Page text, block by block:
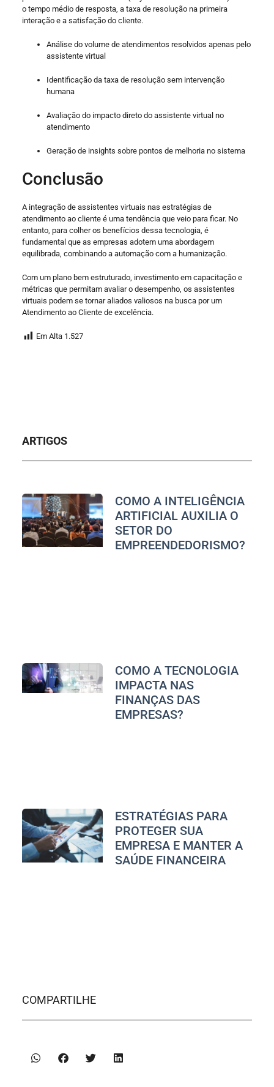
o tempo médio de resposta, a taxa de resolução na primeira
interação e a satisfação do cliente.
Análise do volume de atendimentos resolvidos apenas pelo
assistente virtual
Identificação da taxa de resolução sem intervenção
humana
Avaliação do impacto direto do assistente virtual no
atendimento
Geração de insights sobre pontos de melhoria no sistema
Conclusão
A integração de assistentes virtuais nas estratégias de
atendimento ao cliente é uma tendência que veio para ficar. No
entanto, para colher os benefícios dessa tecnologia, é
fundamental que as empresas adotem uma abordagem
equilibrada, combinando a automação com a humanização.
Com um plano bem estruturado, investimento em capacitação e
métricas que permitam avaliar o desempenho, os assistentes
virtuais podem se tornar aliados valiosos na busca por um
Atendimento ao Cliente de excelência.
Em Alta 1.527
ARTIGOS
COMO A INTELIGÊNCIA
ARTIFICIAL AUXILIA O
SETOR DO
EMPREENDEDORISMO?
COMO A TECNOLOGIA
IMPACTA NAS
FINANÇAS DAS
EMPRESAS?
ESTRATÉGIAS PARA
PROTEGER SUA
EMPRESA E MANTER A
SAÚDE FINANCEIRA
COMPARTILHE